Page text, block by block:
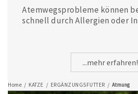
Home / KATZE / ERGÄNZUNGSFUTTER / Atmung
Atemwegsprobleme können
schnell durch Allergien oder
unterstützt die
Vierbeiners mit Hilfe von
Inhaltsstoffen.
...mehr erfahren!